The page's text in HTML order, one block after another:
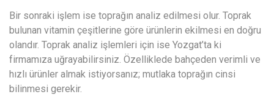
Bir sonraki işlem ise toprağın analiz edilmesi olur. Toprak
bulunan vitamin çeşitlerine göre ürünlerin ekilmesi en doğru
olandır. Toprak analiz işlemleri için ise Yozgat’ta ki
firmamıza uğrayabilirsiniz. Özelliklede bahçeden verimli ve
hızlı ürünler almak istiyorsanız; mutlaka toprağın cinsi
bilinmesi gerekir.